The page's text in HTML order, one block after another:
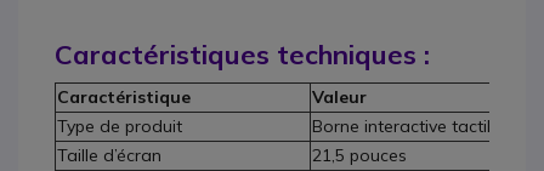
Caractéristiques techniques :
Caractéristique
Valeur
Type de produit
Borne interactive tactile
Taille d’écran
21,5 pouces